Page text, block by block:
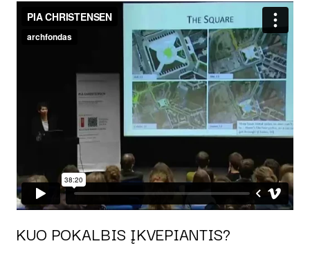
KUO POKALBIS ĮKVEPIANTIS?